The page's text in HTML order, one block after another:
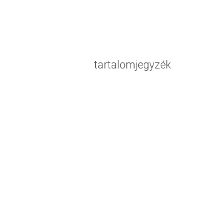
tartalomjegyzék